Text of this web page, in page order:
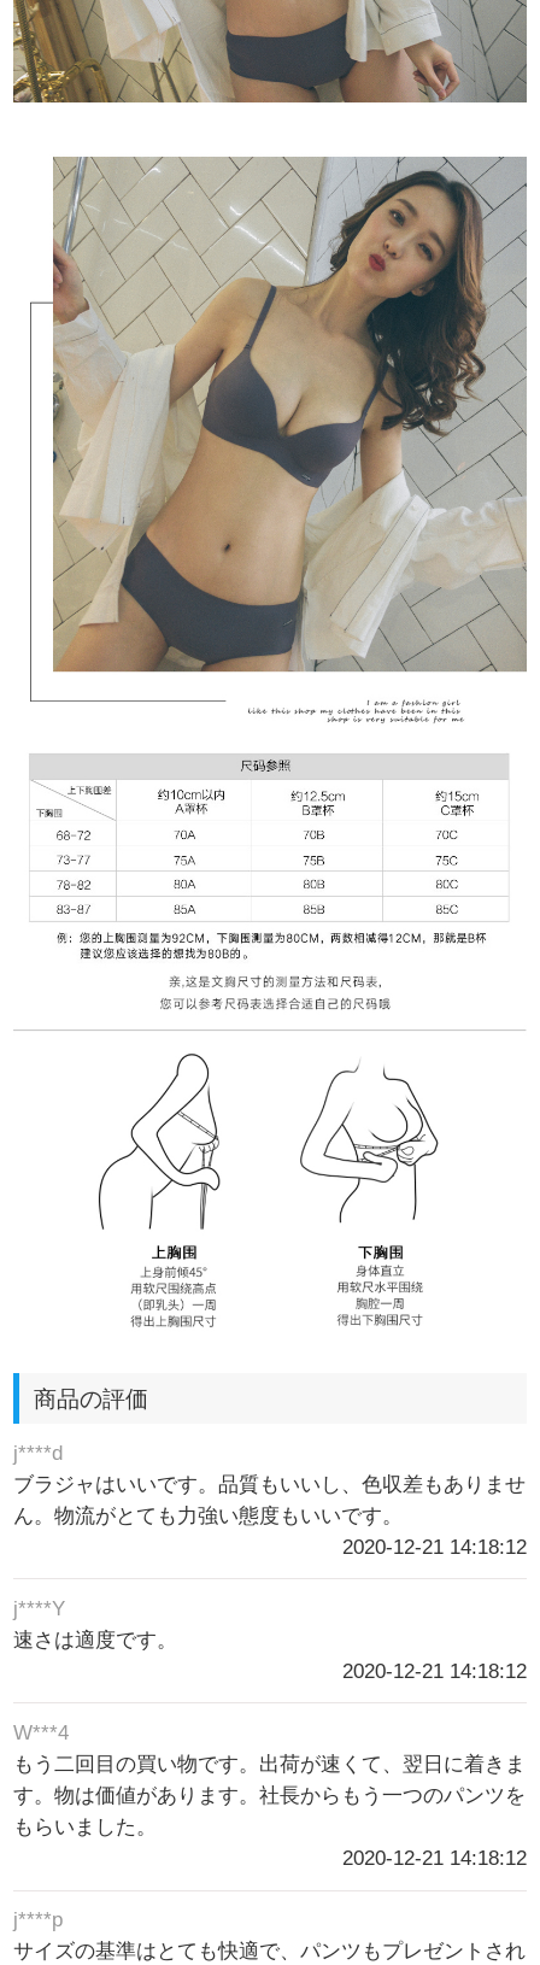
商品の評価
j****d
ブラジャはいいです。品質もいいし、色収差もありませ
ん。物流がとても力強い態度もいいです。
2020-12-21 14:18:12
j****Y
速さは適度です。
2020-12-21 14:18:12
W***4
もう二回目の買い物です。出荷が速くて、翌日に着きま
す。物は価値があります。社長からもう一つのパンツを
もらいました。
2020-12-21 14:18:12
j****p
サイズの基準はとても快適で、パンツもプレゼントされ